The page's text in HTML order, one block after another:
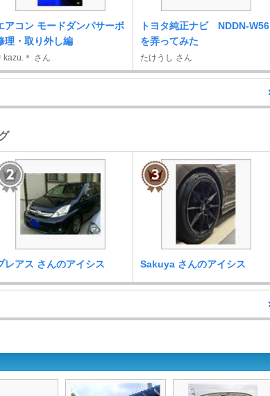
アコン モードダンパサーボ
理・取り外し編
kazu.＊ さん
トヨタ純正ナビ NDDN-W56
を弄ってみた
たけうし さん
レアス さんのアイシス Sakuya さんのアイシス